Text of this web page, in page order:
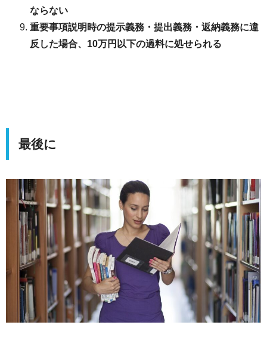
ならない
重要事項説明時の提示義務・提出義務・返納義務に違
反した場合、10万円以下の過料に処せられる
最後に